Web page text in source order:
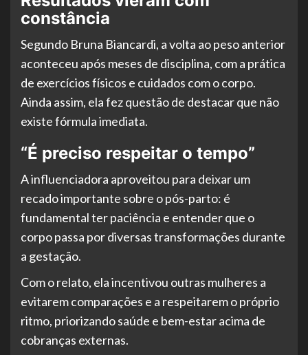
constância
Segundo Bruna Biancardi, a volta ao peso anterior
aconteceu após meses de disciplina, com a prática
de exercícios físicos e cuidados com o corpo.
Ainda assim, ela fez questão de destacar que não
existe fórmula imediata.
“É preciso respeitar o tempo”
A influenciadora aproveitou para deixar um
recado importante sobre o pós-parto: é
fundamental ter paciência e entender que o
corpo passa por diversas transformações durante
a gestação.
Com o relato, ela incentivou outras mulheres a
evitarem comparações e a respeitarem o próprio
ritmo, priorizando saúde e bem-estar acima de
cobranças externas.